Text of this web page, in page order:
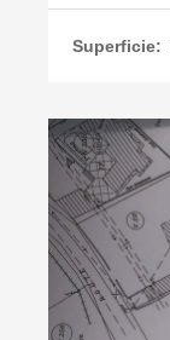
Superficie: